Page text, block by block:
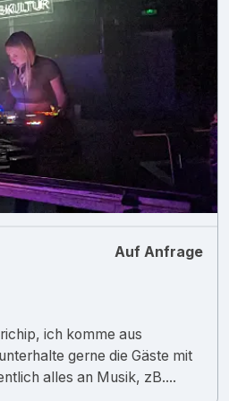
Auf Anfrage
ich komme aus
gerne die Gäste mit
alles an Musik, zB....